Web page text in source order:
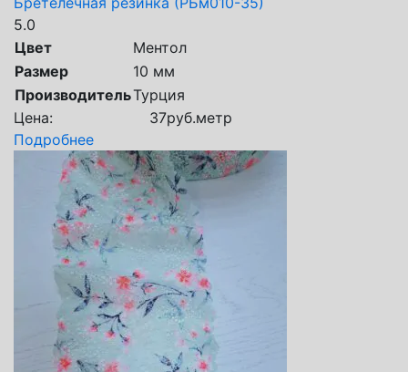
5.0
Цвет
Ментол
Размер
10 мм
ПроизводительТурция
Цена:
37руб.метр
Подробнее